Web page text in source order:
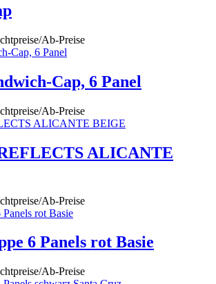
Ab-Preise
Cap, 6 Panel
Ab-Preise
ALICANTE
Ab-Preise
6 Panels rot Basie
Ab-Preise